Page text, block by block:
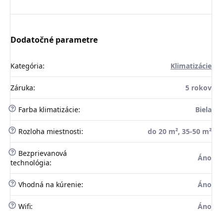
Dodatočné parametre
Kategória: Klimatizácie
Záruka: 5 rokov
? Farba klimatizácie: Biela
? Rozloha miestnosti: do 20 m², 35-50 m²
? Bezprievanová
technológia:
Áno
? Vhodná na kúrenie: Áno
? Wifi: Áno